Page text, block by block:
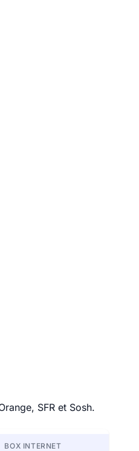
SFR et Sosh.
BOX INTERNET